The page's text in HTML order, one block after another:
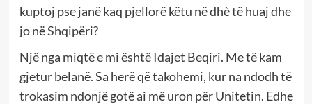
kuptoj pse janë kaq pjellorë këtu në dhè të huaj dhe
jo në Shqipëri?
Një nga miqtë e mi është Idajet Beqiri. Me të kam
gjetur belanë. Sa herë që takohemi, kur na ndodh të
trokasim ndonjë gotë ai më uron për Unitetin. Edhe